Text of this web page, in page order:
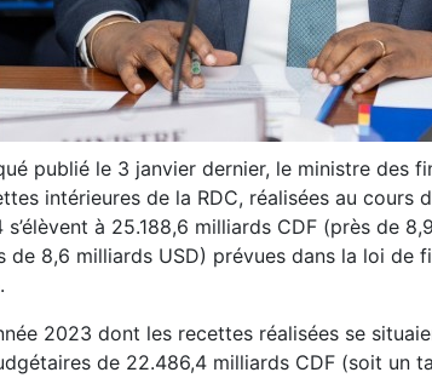
publié le 3 janvier dernier, le ministre des
intérieures de la RDC, réalisées au cours
à 25.188,6 milliards CDF (près de
de 8,6 milliards USD) prévues dans la loi de
2023 dont les recettes réalisées se
de 22.486,4 milliards CDF (soit un